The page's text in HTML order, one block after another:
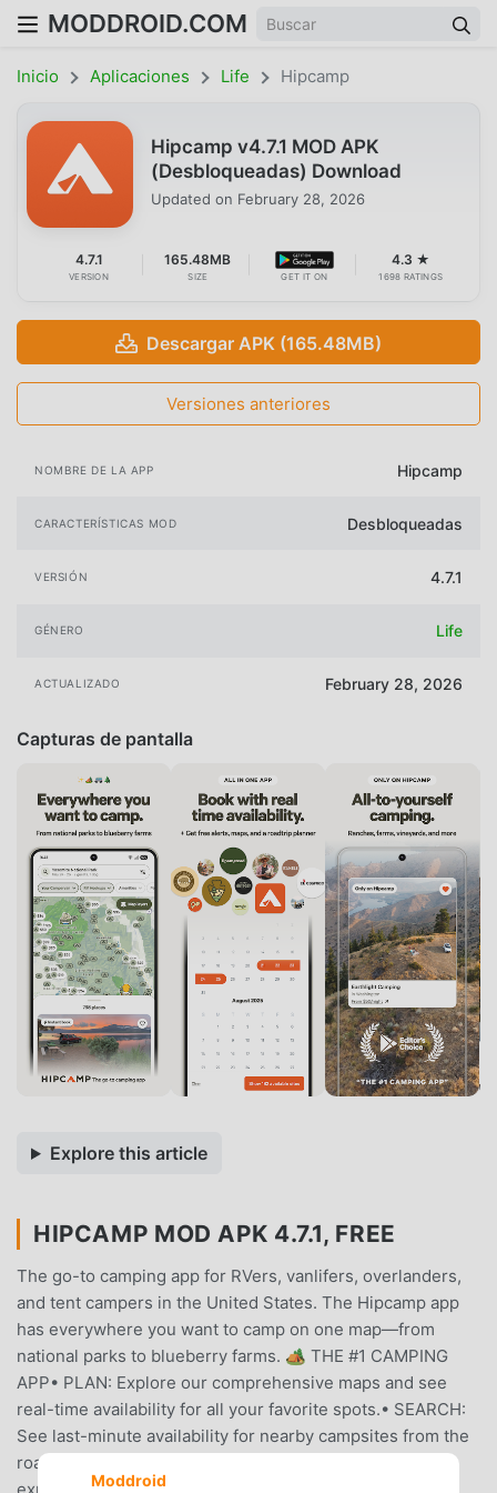
MODDROID.COM
Inicio Aplicaciones Life Hipcamp
Hipcamp v4.7.1 MOD APK
(Desbloqueadas) Download
Updated on February 28, 2026
4.7.1
VERSION
165.48MB
SIZE GET IT ON
4.3 ★
1698 RATINGS
Descargar APK (165.48MB)
Versiones anteriores
NOMBRE DE LA APP Hipcamp
CARACTERÍSTICAS MOD Desbloqueadas
VERSIÓN 4.7.1
GÉNERO Life
ACTUALIZADO February 28, 2026
Capturas de pantalla
Explore this article
HIPCAMP MOD APK 4.7.1, FREE
The go-to camping app for RVers, vanlifers, overlanders,
and tent campers in the United States. The Hipcamp app
has everywhere you want to camp on one map—from
national parks to blueberry farms. 🏕️ THE #1 CAMPING
APP• PLAN: Explore our comprehensive maps and see
real-time availability for all your favorite spots.• SEARCH:
See last-minute availability for nearby campsites from the
road.• DISCOVER: Find everything from one-of-a-kind
Moddroid